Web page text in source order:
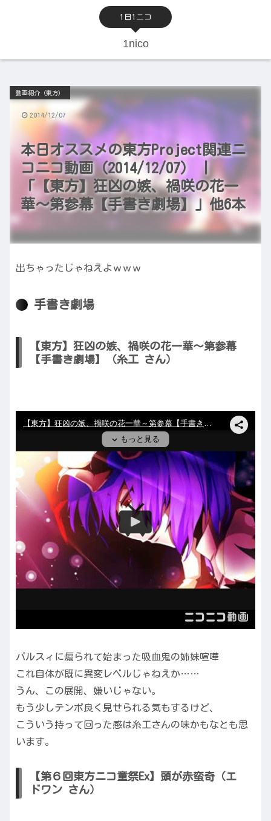
1日1ニコ
1nico
本日オススメの東方Project関連ニ
コニコ動画（2014/12/07） |
「【東方】狂凶の嫉、禍咲の花一
華～第参幕【手書き劇場】」他6本
動画紹介（東方）
2014/12/07
出ちゃったじゃねえよｗｗｗ
手書き劇場
【東方】狂凶の嫉、禍咲の花一華～第参幕
【手書き劇場】（糸工 さん）
パルスィに煽られて始まった吸血鬼の姉妹喧嘩
これ自体が既に異変レベルじゃねえか……
うん、この展開、嫌いじゃない。
もう少しテンポ良く見せられる気もするけど、
こういう持って回った感は糸工さんの味かもなとも思
います。
【第６回東方ニコ童祭Ex】頭が赤蛮奇（エ
ドワン さん）